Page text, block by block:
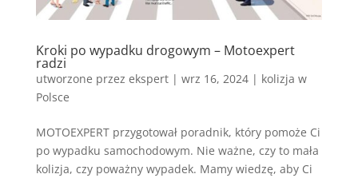
Kroki po wypadku drogowym – Motoexpert
radzi
utworzone przez ekspert| wrz 16, 2024| kolizja w
Polsce
MOTOEXPERT przygotował poradnik, który pomoże Ci
po wypadku samochodowym. Nie ważne, czy to mała
kolizja, czy poważny wypadek. Mamy wiedzę, aby Ci